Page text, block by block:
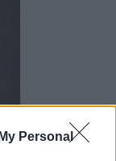
Personal
per i suoi